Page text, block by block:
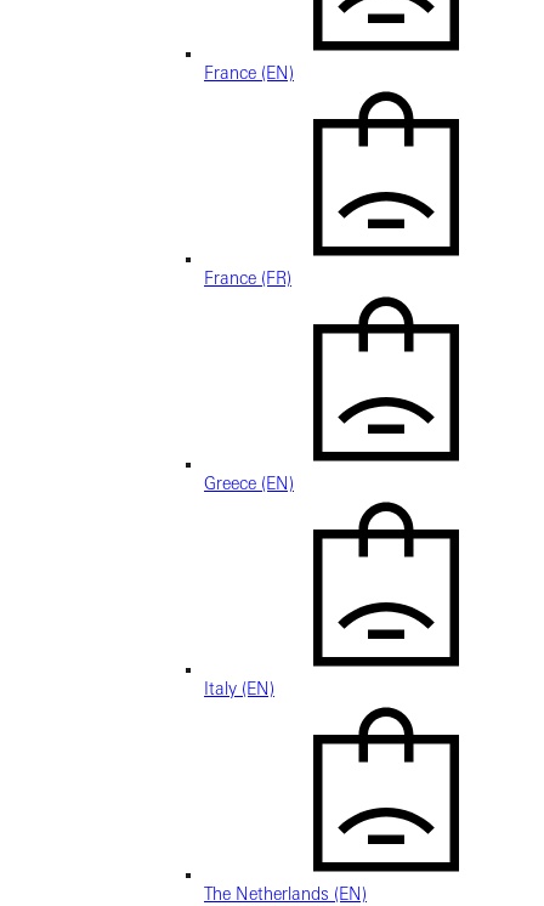
France (EN)
France (FR)
Greece (EN)
Italy (EN)
The Netherlands (EN)